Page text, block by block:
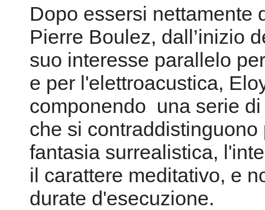
Dopo essersi nettamente
Pierre Boulez, dall’inizio
suo interesse parallelo
e per l'elettroacustica,
componendo una serie
che si
fantasia surrealistica,
il carattere meditativo, e
durate d'esecuzione.